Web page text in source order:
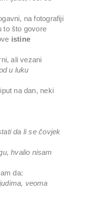
na fotografiji
to što govore
istine
ali vezani
u luku
na dan, neki
da li se čovjek
hvalio nisam
da:
veoma